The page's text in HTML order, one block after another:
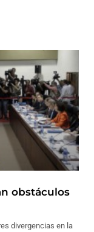
obstáculos
divergencias en la